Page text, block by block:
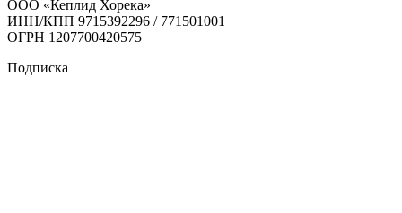
ООО «Кеплид Хорека»
ИНН/КПП 9715392296 / 771501001
ОГРН 1207700420575
Подписка